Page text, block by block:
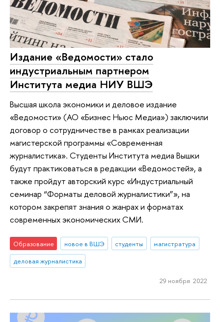
Издание «Ведомости» стало
индустриальным партнером
Института медиа НИУ ВШЭ
Высшая школа экономики и деловое издание
«Ведомости» (АО «Бизнес Ньюс Медиа») заключили
договор о сотрудничестве в рамках реализации
магистерской программы «Современная
журналистика». Студенты Института медиа Вышки
будут практиковаться в редакции «Ведомостей», а
также пройдут авторский курс «Индустриальный
семинар “Форматы деловой журналистики”», на
котором закрепят знания о жанрах и форматах
современных экономических СМИ.
Образование новое в ВШЭ студенты
магистратура
деловая журналистика
29 ноября 2022